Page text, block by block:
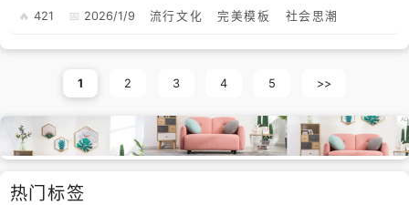
品，流行文化就像一面巨大的镜子，映照并塑造着我们对理想...
421 2026/1/9 流行文化 完美模板 社会思潮
1 2 3 4 5 >>
热门标签